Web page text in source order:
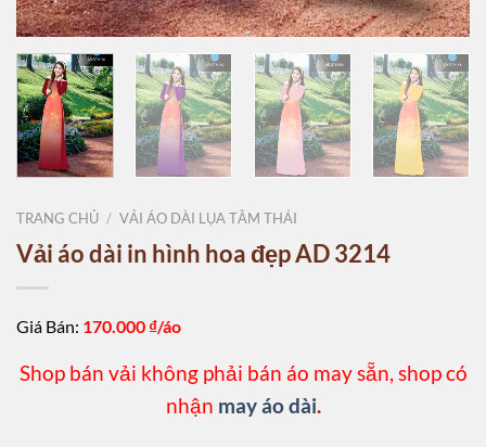
TRANG CHỦ / VẢI ÁO DÀI LỤA TẰM THÁI
Vải áo dài in hình hoa đẹp AD 3214
Giá Bán: 170.000 ₫/áo
Shop bán vải không phải bán áo may sẵn, shop có
nhận may áo dài.